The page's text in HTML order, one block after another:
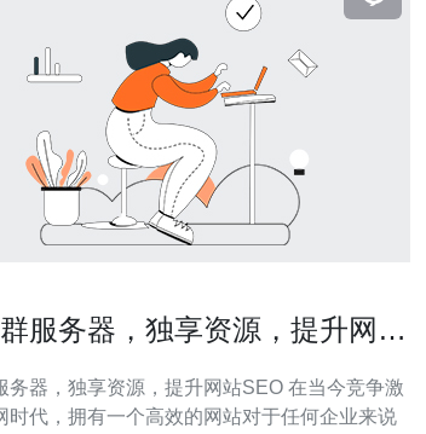
服务器，独享资源，提升网站
，独享资源，提升网站SEO 在当今竞争激
时代，拥有一个高效的网站对于任何企业来说